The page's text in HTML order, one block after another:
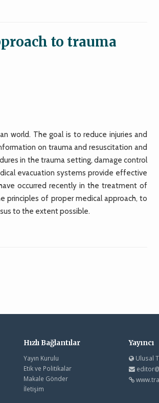
to trauma
world. The goal is to reduce injuries and
on trauma and resuscitation and
in the trauma setting, damage control
evacuation systems provide effective
occurred recently in the treatment of
principles of proper medical approach, to
to the extent possible.
Hızlı Bağlantılar
Yayın Kurulu
Etik ve Politikalar
Makale Gönder
İletişim
Yayıncı
Ulusal